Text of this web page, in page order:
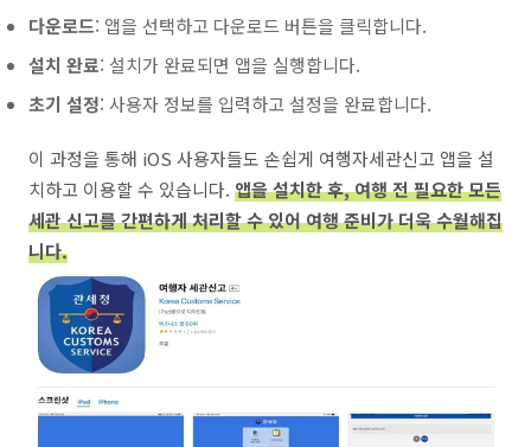
다운로드: 앱을 선택하고 다운로드 버튼을 클릭합니다.
설치 완료: 설치가 완료되면 앱을 실행합니다.
초기 설정: 사용자 정보를 입력하고 설정을 완료합니다.
이 과정을 통해 iOS 사용자들도 손쉽게 여행자세관신고 앱을 설
치하고 이용할 수 있습니다. 앱을 설치한 후, 여행 전 필요한 모든
세관 신고를 간편하게 처리할 수 있어 여행 준비가 더욱 수월해집
니다.